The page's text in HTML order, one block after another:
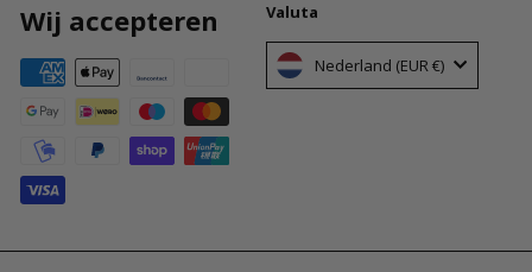
Wij accepteren Valuta
Nederland (EUR €)